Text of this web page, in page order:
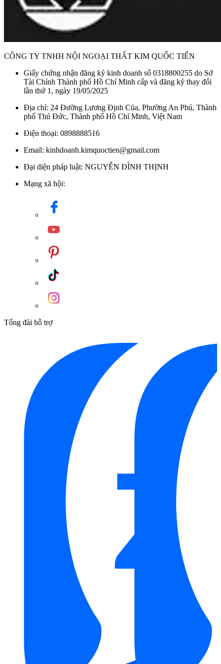
CÔNG TY TNHH NỘI NGOẠI THẤT KIM QUỐC TIẾN
Giấy chứng nhận đăng ký kinh doanh số 0318800255 do Sở
Tài Chính Thành phố Hồ Chí Minh cấp và đăng ký thay đổi
lần thứ 1, ngày 19/05/2025
Địa chỉ: 24 Đường Lương Định Của, Phường An Phú, Thành
phố Thủ Đức, Thành phố Hồ Chí Minh, Việt Nam
Điện thoại: 0898888516
Email: kinhdoanh.kimquoctien@gmail.com
Đại diện pháp luật: NGUYỄN ĐÌNH THỊNH
Mạng xã hội:
Tổng đài hỗ trợ